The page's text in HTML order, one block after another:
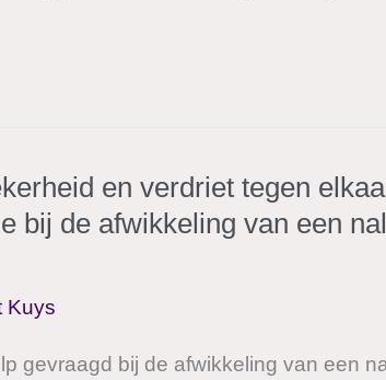
en verdriet tegen
bij de afwikkeling van een
Kuys
gevraagd bij de afwikkeling van een